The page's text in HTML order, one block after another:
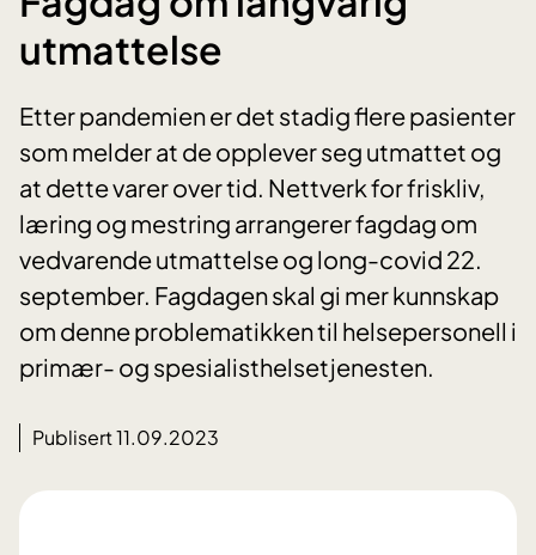
utmattelse
Etter pandemien er det stadig flere pasienter
som melder at de opplever seg utmattet og
at dette varer over tid. Nettverk for friskliv,
læring og mestring arrangerer fagdag om
vedvarende utmattelse og long-covid 22.
september. Fagdagen skal gi mer kunnskap
om denne problematikken til helsepersonell i
primær- og spesialisthelsetjenesten.
Publisert 11.09.2023